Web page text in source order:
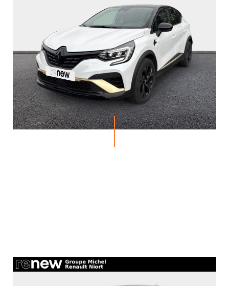
PROFESSIONAL
GROUPE
MICHEL
ACTUALITÉS